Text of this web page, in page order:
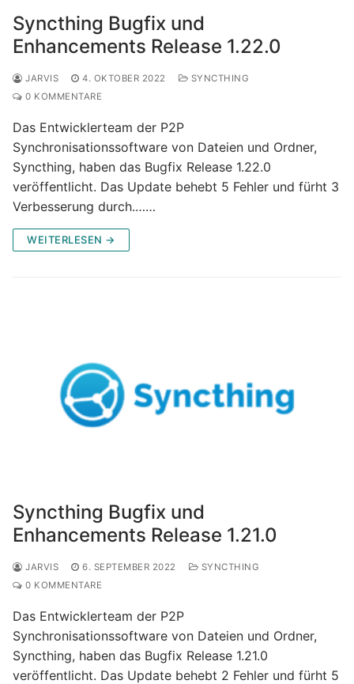
Syncthing Bugfix und
Enhancements Release 1.22.0
JARVIS 4. OKTOBER 2022
SYNCTHING
0 KOMMENTARE
Das Entwicklerteam der P2P
Synchronisationssoftware von Dateien und Ordner,
Syncthing, haben das Bugfix Release 1.22.0
veröffentlicht. Das Update behebt 5 Fehler und fürht 3
Verbesserung durch.……
WEITERLESEN →
Syncthing Bugfix und
Enhancements Release 1.21.0
JARVIS 6. SEPTEMBER 2022
SYNCTHING
0 KOMMENTARE
Das Entwicklerteam der P2P
Synchronisationssoftware von Dateien und Ordner,
Syncthing, haben das Bugfix Release 1.21.0
veröffentlicht. Das Update behebt 2 Fehler und fürht 5